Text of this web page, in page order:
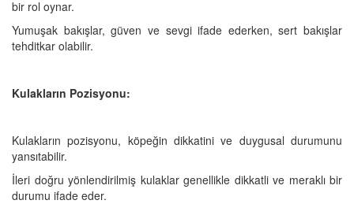
bir rol oynar.
Yumuşak bakışlar, güven ve sevgi ifade ederken, sert bakışlar
tehditkar olabilir.
Kulakların Pozisyonu:
Kulakların pozisyonu, köpeğin dikkatini ve duygusal durumunu
yansıtabilir.
İleri doğru yönlendirilmiş kulaklar genellikle dikkatli ve meraklı bir
durumu ifade eder.